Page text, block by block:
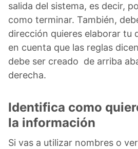
salida del sistema, es decir,
como terminar. También,
dirección quieres elaborar tu
en cuenta que las reglas
debe ser creado de arriba
derecha.
Identifica como
la información
Si vas a utilizar nombres o